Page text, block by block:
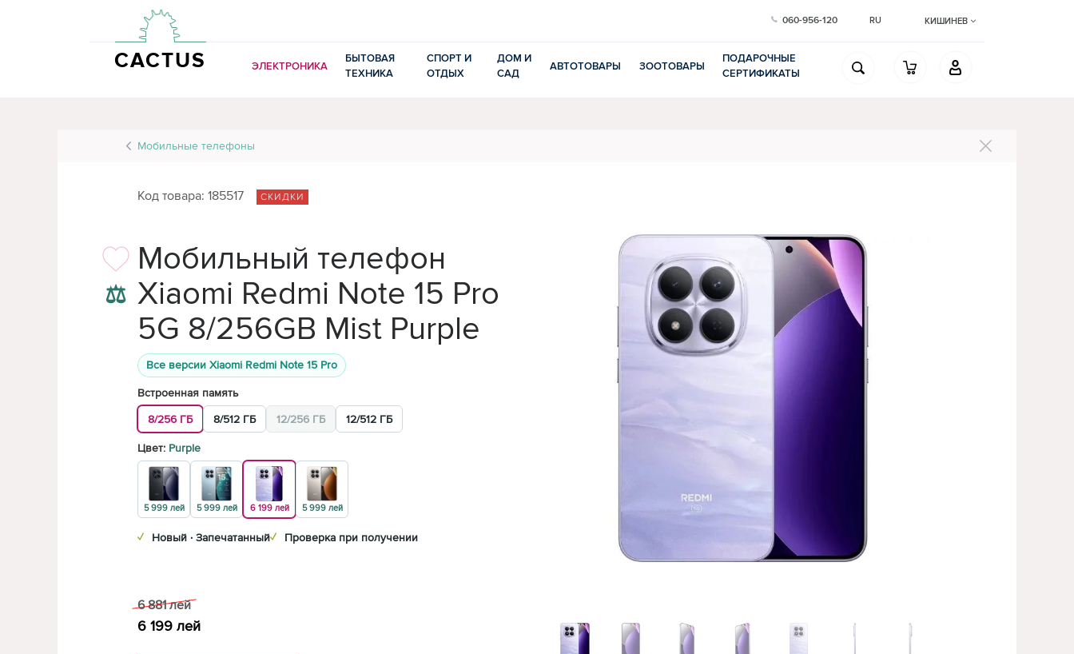
CACTUS
060-956-120 RU КИШИНЕВ
ЭЛЕКТРОНИКА
БЫТОВАЯ
ТЕХНИКА
СПОРТ И
ОТДЫХ
ДОМ И
САД
АВТОТОВАРЫ ЗООТОВАРЫ
ПОДАРОЧНЫЕ
СЕРТИФИКАТЫ
Мобильные телефоны
Код товара: 185517 СКИДКИ
⚖
Мобильный телефон
Xiaomi Redmi Note 15 Pro
5G 8/256GB Mist Purple
Все версии Xiaomi Redmi Note 15 Pro
Встроенная память
8/256 ГБ
8/512 ГБ 12/256 ГБ 12/512 ГБ
Цвет: Purple
5 999 лей 5 999 лей 6 199 лей 5 999 лей
✓ Новый · Запечатанный✓ Проверка при получении
6 881 лей
6 199 лей